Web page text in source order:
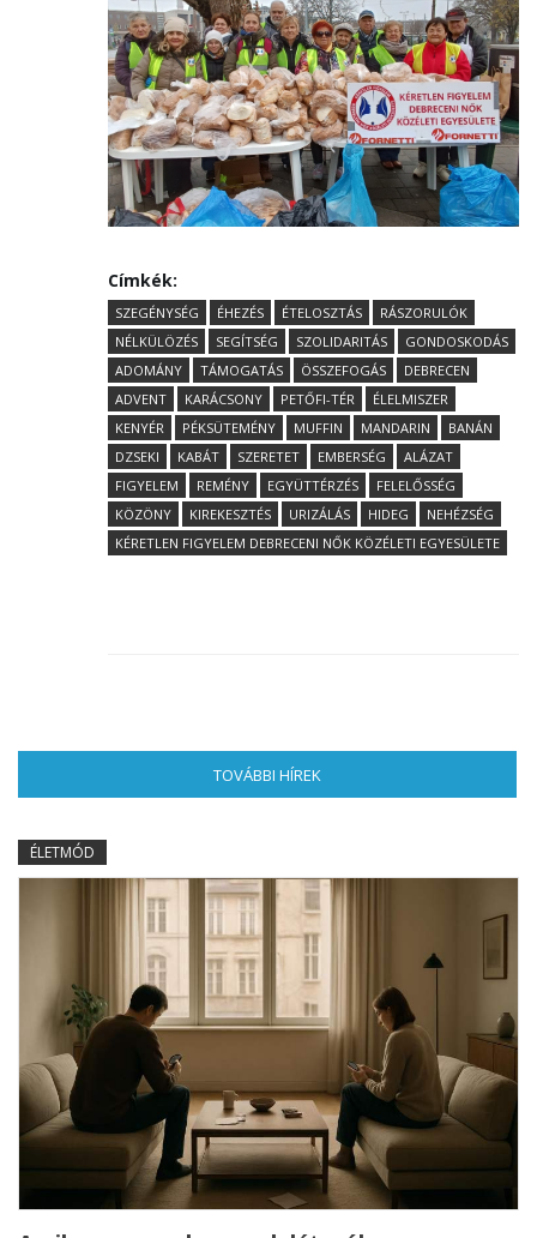
Címkék:
SZEGÉNYSÉG ÉHEZÉS ÉTELOSZTÁS
RÁSZORULÓK
NÉLKÜLÖZÉS
SEGÍTSÉG SZOLIDARITÁS
GONDOSKODÁS
ADOMÁNY
TÁMOGATÁS ÖSSZEFOGÁS
DEBRECEN
ADVENT
KARÁCSONY PETŐFI-TÉR
ÉLELMISZER
KENYÉR
PÉKSÜTEMÉNY MUFFIN MANDARIN
BANÁN
DZSEKI
KABÁT SZERETET EMBERSÉG
ALÁZAT
FIGYELEM
REMÉNY EGYÜTTÉRZÉS
FELELŐSSÉG
KÖZÖNY
KIREKESZTÉS URIZÁLÁS HIDEG
NEHÉZSÉG
KÉRETLEN FIGYELEM DEBRECENI NŐK KÖZÉLETI EGYESÜLETE
TOVÁBBI HÍREK
ÉLETMÓD